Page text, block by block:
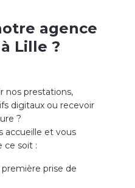
agence
Lille ?
nos prestations,
digitaux ou recevoir
?
accueille et vous
ce soit :
prise de